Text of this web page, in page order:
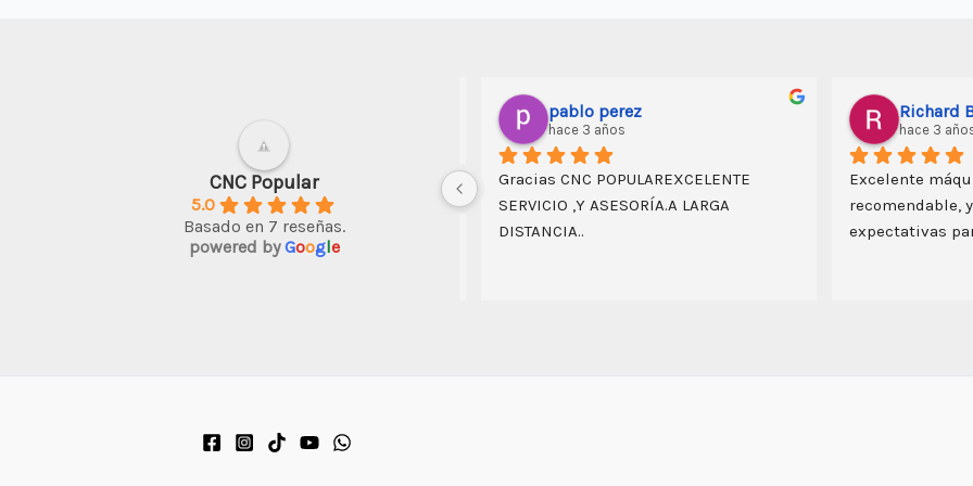
CNC Popular
5.0
Basado en 7 reseñas.
powered byGoogle
Muy amable la persona que me
atendió, y la máquina para mis
trabajos en decoración es más que
suficiente.
kristhian Edson Machuca Tito
excelente máquina CNC, me ha
permitido una mayor productividad de
los trabajos en madera y bambú  que